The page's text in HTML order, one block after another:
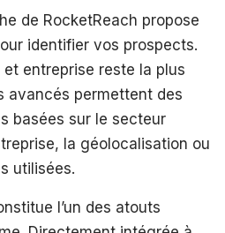
de RocketReach propose
identifier vos prospects.
entreprise reste la plus
avancés permettent des
basées sur le secteur
la géolocalisation ou
utilisées.
l’un des atouts